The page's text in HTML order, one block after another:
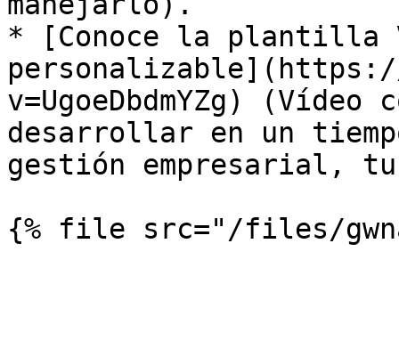
* [Conoce la plantilla
personalizable](https://
v=UgoeDbdmYZg)
desarrollar en un
gestión empresarial, tu